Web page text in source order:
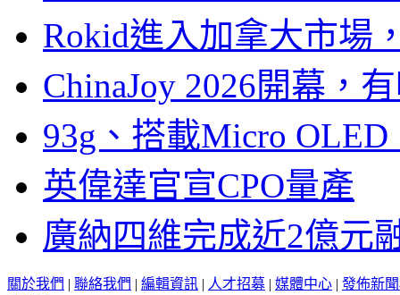
Rokid進入加拿大市場
ChinaJoy 2026開幕，
93g、搭載Micro
英偉達官宣CPO量產
廣納四維完成近2億元
關於我們 | 聯絡我們 | 編輯資訊 | 人才招募 | 媒體中心 | 發佈新